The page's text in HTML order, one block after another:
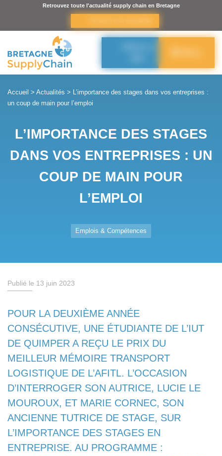
Retrouvez toute l'actualité supply chain en Bretagne
Accueil > Actualités >
L’importance des stages dans vos entreprises :
un coup de main pour l’emploi
L’IMPORTANCE DES STAGES
DANS VOS ENTREPRISES : UN
COUP DE MAIN POUR
L’EMPLOI
Emplois & Compétences
Publié le 13 juin 2023
POUR LA DEUXIÈME ANNÉE
CONSÉCUTIVE, UNE ÉTUDIANTE DE L’IUT
DE QUIMPER A REÇU LE PRIX DU
MEILLEUR MÉMOIRE TRANSPORT
LOGISTIQUE DE L’AFITL. L’OCCASION
D’INTERROGER SON AUTRICE, LUCIE LE
MOUROUX, ET MARIE CORNEC, SON
ANCIENNE TUTRICE DE STAGE, SUR
L’IMPORTANCE DES STAGES EN
ENTREPRISE. AU PROGRAMME :
Panneau de gestion des cookies